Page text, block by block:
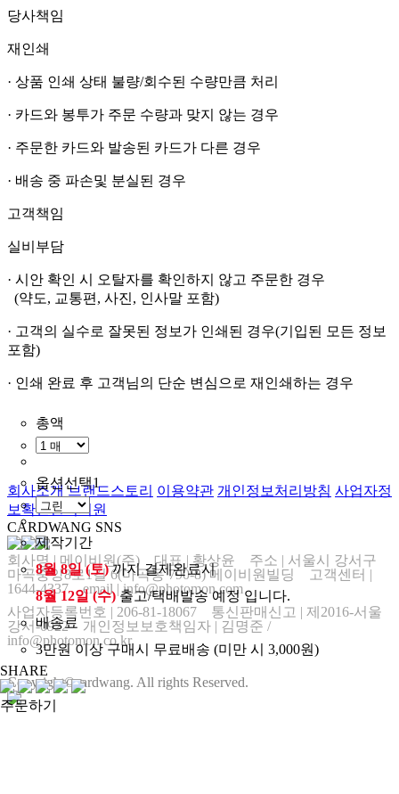
총액
옵션선택1
제작기간
8월 8일 (토)까지 결제완료시
8월 12일 (수)출고/택배발송 예정 입니다.
배송료
3만원 이상 구매시 무료배송 (미만 시 3,000원)
SHARE
주문하기
당사책임
재인쇄
· 상품 인쇄 상태 불량/회수된 수량만큼 처리
· 카드와 봉투가 주문 수량과 맞지 않는 경우
· 주문한 카드와 발송된 카드가 다른 경우
· 배송 중 파손및 분실된 경우
고객책임
실비부담
· 시안 확인 시 오탈자를 확인하지 않고 주문한 경우
(약도, 교통편, 사진, 인사말 포함)
· 고객의 실수로 잘못된 정보가 인쇄된 경우(기입된 모든 정보
포함)
· 인쇄 완료 후 고객님의 단순 변심으로 재인쇄하는 경우
회사소개 브랜드스토리 이용약관 개인정보처리방침 사업자정
보확인원격지원
CARDWANG SNS
회사명| 메이비원(주) 대표| 황상윤 주소 | 서울시 강서구
마곡중앙8로1길 6(마곡동 790-8) 메이비원빌딩 고객센터 |
1644-4337 email |info@photomon.com
사업자등록번호 | 206-81-18067 통신판매신고 | 제2016-서울
강서-0922 개인정보보호책임자 | 김명준 /
info@photomon.co.kr
Copyright©cardwang. All rights Reserved.